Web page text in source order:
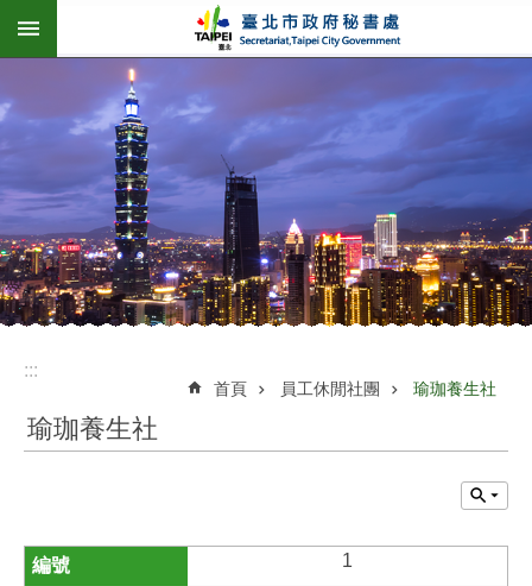
跳到主要內容區塊
:::
首頁 員工休閒社團 瑜珈養生社
瑜珈養生社
1